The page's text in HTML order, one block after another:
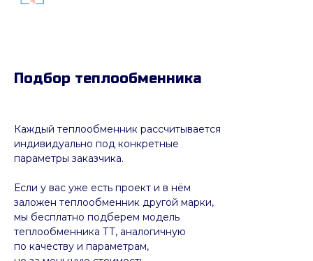
Подбор теплообменника
Каждый теплообменник рассчитывается
индивидуально под конкретные
параметры заказчика.
Если у вас уже есть проект и в нём
заложен теплообменник другой марки,
мы бесплатно подберем модель
теплообменника ТТ, аналогичную
по качеству и параметрам,